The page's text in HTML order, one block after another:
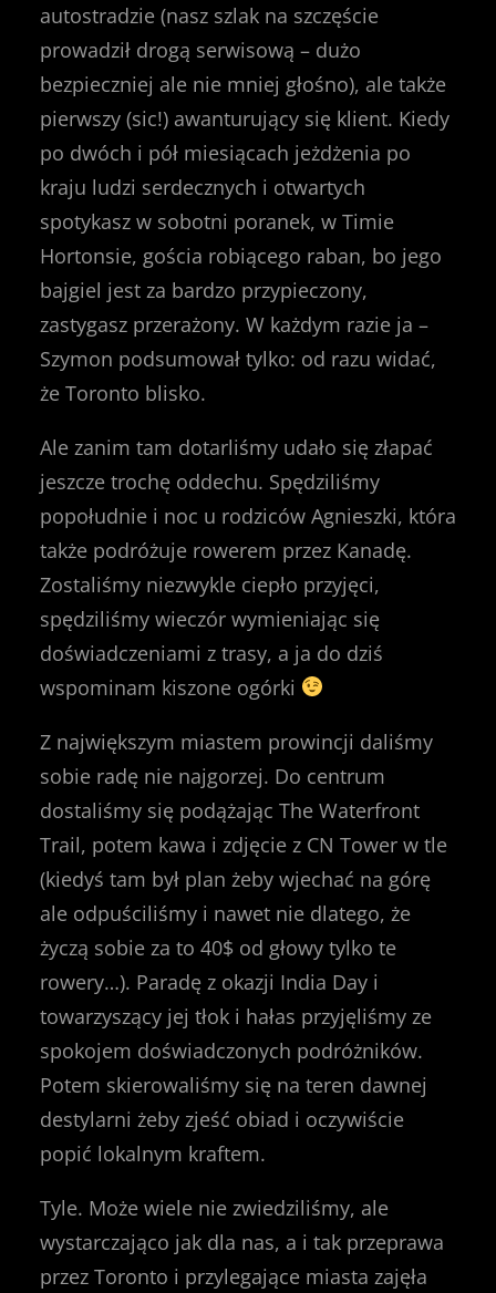
autostradzie (nasz szlak na szczęście
prowadził drogą serwisową – dużo
bezpieczniej ale nie mniej głośno), ale także
pierwszy (sic!) awanturujący się klient. Kiedy
po dwóch i pół miesiącach jeżdżenia po
kraju ludzi serdecznych i otwartych
spotykasz w sobotni poranek, w Timie
Hortonsie, gościa robiącego raban, bo jego
bajgiel jest za bardzo przypieczony,
zastygasz przerażony. W każdym razie ja –
Szymon podsumował tylko: od razu widać,
że Toronto blisko.
Ale zanim tam dotarliśmy udało się złapać
jeszcze trochę oddechu. Spędziliśmy
popołudnie i noc u rodziców Agnieszki, która
także podróżuje rowerem przez Kanadę.
Zostaliśmy niezwykle ciepło przyjęci,
spędziliśmy wieczór wymieniając się
doświadczeniami z trasy, a ja do dziś
wspominam kiszone ogórki
Z największym miastem prowincji daliśmy
sobie radę nie najgorzej. Do centrum
dostaliśmy się podążając The Waterfront
Trail, potem kawa i zdjęcie z CN Tower w tle
(kiedyś tam był plan żeby wjechać na górę
ale odpuściliśmy i nawet nie dlatego, że
życzą sobie za to 40$ od głowy tylko te
rowery…). Paradę z okazji India Day i
towarzyszący jej tłok i hałas przyjęliśmy ze
spokojem doświadczonych podróżników.
Potem skierowaliśmy się na teren dawnej
destylarni żeby zjeść obiad i oczywiście
popić lokalnym kraftem.
Tyle. Może wiele nie zwiedziliśmy, ale
wystarczająco jak dla nas, a i tak przeprawa
przez Toronto i przylegające miasta zajęła